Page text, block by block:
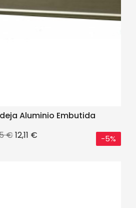
Aluminio Embutida
€Precio
12,11 € -5%